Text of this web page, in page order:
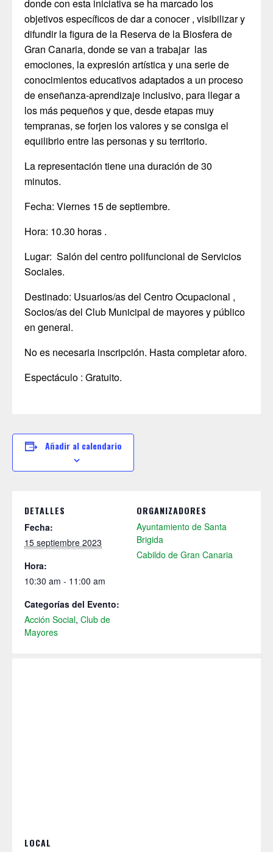
donde con esta iniciativa se ha marcado los
objetivos específicos de dar a conocer , visibilizar y
difundir la figura de la Reserva de la Biosfera de
Gran Canaria, donde se van a trabajar las
emociones, la expresión artística y una serie de
conocimientos educativos adaptados a un proceso
de enseñanza-aprendizaje inclusivo, para llegar a
los más pequeños y que, desde etapas muy
tempranas, se forjen los valores y se consiga el
equilibrio entre las personas y su territorio.
La representación tiene una duración de 30
minutos.
Fecha: Viernes 15 de septiembre.
Hora: 10.30 horas .
Lugar: Salón del centro polifuncional de Servicios
Sociales.
Destinado: Usuarios/as del Centro Ocupacional ,
Socios/as del Club Municipal de mayores y público
en general.
No es necesaria inscripción. Hasta completar aforo.
Espectáculo : Gratuito.
Añadir al calendario
DETALLES
Fecha:
15 septiembre 2023
Hora:
10:30 am - 11:00 am
Categorías del Evento:
Acción Social, Club de
Mayores
ORGANIZADORES
Ayuntamiento de Santa
Brigida
Cabildo de Gran Canaria
LOCAL